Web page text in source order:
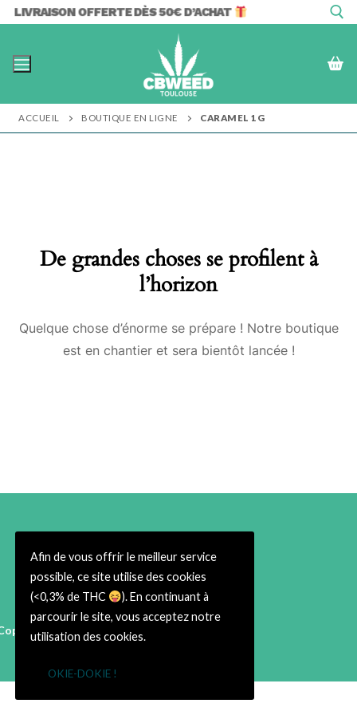
Aller
contenu
LIVRAISON OFFERTE DÈS 50€ D’ACHAT
Rechercher :
ACCUEIL BOUTIQUE EN LIGNE CARAMEL 1G
De grandes choses se profilent à
l’horizon
Quelque chose d’énorme se prépare ! Notre boutique
est en chantier et sera bientôt lancée !
© 2026 Cbweed Shop Toulouse
➡ Infos Légales ⬅
Afin de vous offrir le meilleur service
possible, ce site utilise des cookies
(<0,3% de THC
). En continuant à
parcourir le site, vous acceptez notre
utilisation des cookies.
OKIE-DOKIE !